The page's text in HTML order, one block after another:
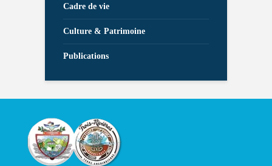
Cadre de vie
Culture & Patrimoine
Publications